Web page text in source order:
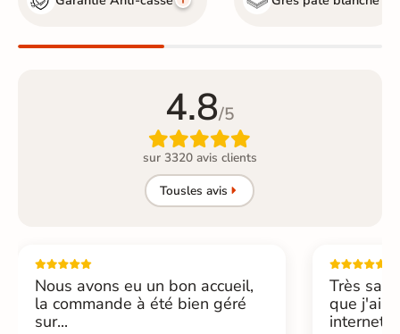
4.8/5

sur 3320 avis clients
Tousles avis
Nous avons eu un bon accueil,
la commande à été bien géré
sur...
Très
que j'ai
internet....